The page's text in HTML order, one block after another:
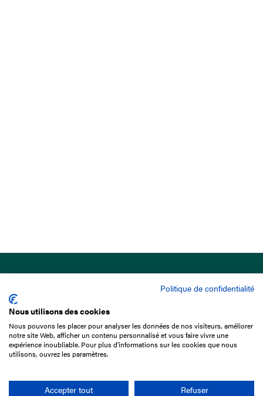
15 Boulevard de Douaumont
75017 Paris
01 49 10 20 29
Rechercher
Politique de confidentialité
Nous utilisons des cookies
Nous pouvons les placer pour analyser les données de nos visiteurs, améliorer
notre site Web, afficher un contenu personnalisé et vous faire vivre une
expérience inoubliable. Pour plus d'informations sur les cookies que nous
utilisons, ouvrez les paramètres.
Accepter tout
Refuser